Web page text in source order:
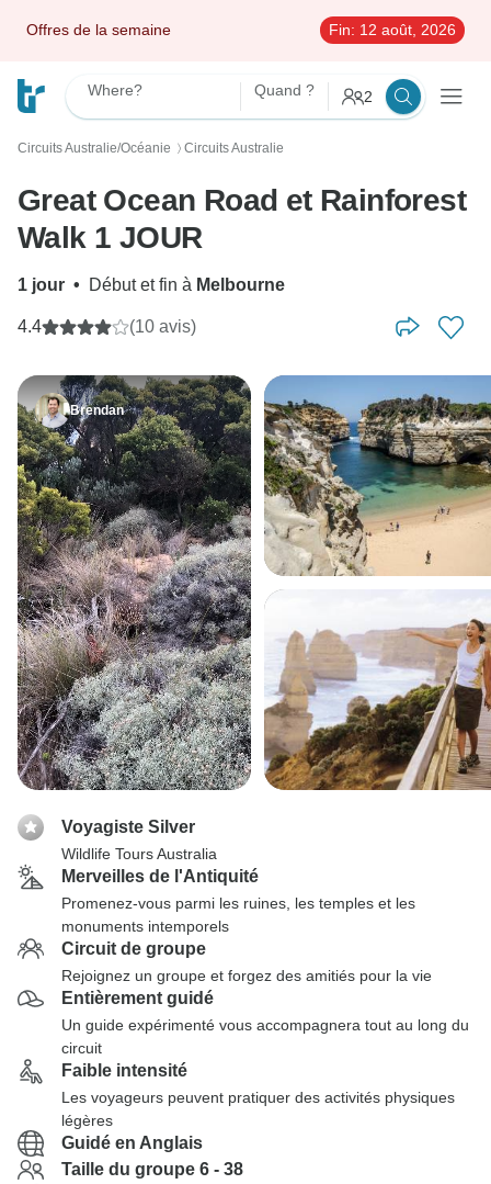
Offres de la semaine Fin: 12 août, 2026
Where? Quand ? 2
Circuits Australie/Océanie 〉 Circuits Australie
Great Ocean Road et Rainforest
Walk 1 JOUR
1 jour • Début et fin à Melbourne
4.4 (10 avis)
Brendan
Voyagiste Silver
Wildlife Tours Australia
Merveilles de l'Antiquité
Promenez-vous parmi les ruines, les temples et les
monuments intemporels
Circuit de groupe
Rejoignez un groupe et forgez des amitiés pour la vie
Entièrement guidé
Un guide expérimenté vous accompagnera tout au long du
circuit
Faible intensité
Les voyageurs peuvent pratiquer des activités physiques
légères
Guidé en Anglais
Taille du groupe 6 - 38